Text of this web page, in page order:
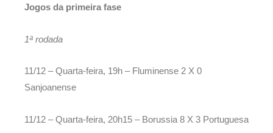
Jogos da primeira fase
1ª rodada
11/12 – Quarta-feira, 19h – Fluminense 2 X 0
Sanjoanense
11/12 – Quarta-feira, 20h15 – Borussia 8 X 3 Portuguesa